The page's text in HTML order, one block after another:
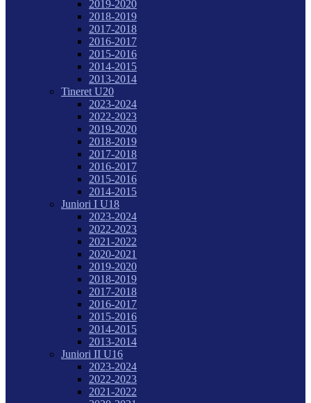
2019-2020
2018-2019
2017-2018
2016-2017
2015-2016
2014-2015
2013-2014
Tineret U20
2023-2024
2022-2023
2019-2020
2018-2019
2017-2018
2016-2017
2015-2016
2014-2015
Juniori I U18
2023-2024
2022-2023
2021-2022
2020-2021
2019-2020
2018-2019
2017-2018
2016-2017
2015-2016
2014-2015
2013-2014
Juniori II U16
2023-2024
2022-2023
2021-2022